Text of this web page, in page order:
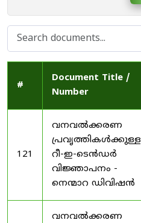
#
Document Title /
Number
121
വനവൽക്കരണ
പ്രവൃത്തികൾക്കുള്ള
റീ-ഇ-ടെൻഡർ
വിജ്ഞാപനം -
നെന്മാറ ഡിവിഷൻ
വനവൽക്കരണ